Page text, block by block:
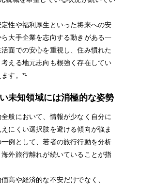
性や福利厚生といった将来への安
大手企業を志向する動きがある一
面での安心を重視し、住み慣れた
える地元志向も根強く存在してい
す。*¹
未知領域には消極的な姿勢
般において、情報が少なく自分に
にくい選択肢を避ける傾向が強ま
例として、若者の旅行行動を分析
外旅行離れが続いていることが指
高や経済的な不安だけでなく、